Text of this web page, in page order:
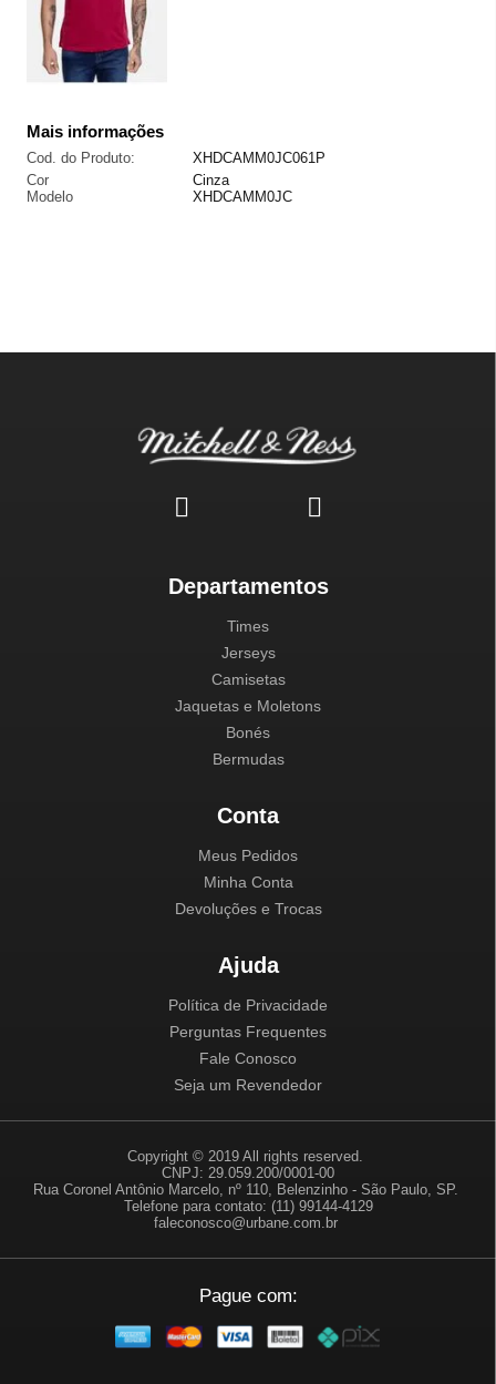
Mais informações
Cod. do Produto:
XHDCAMM0JC061P
Cor
Cinza
Modelo
XHDCAMM0JC
Departamentos
Times
Jerseys
Camisetas
Jaquetas e Moletons
Bonés
Bermudas
Conta
Meus Pedidos
Minha Conta
Devoluções e Trocas
Ajuda
Política de Privacidade
Perguntas Frequentes
Fale Conosco
Seja um Revendedor
Copyright © 2019 All rights reserved.
CNPJ: 29.059.200/0001-00
Rua Coronel Antônio Marcelo, nº 110, Belenzinho - São Paulo, SP.
Telefone para contato: (11) 99144-4129
faleconosco@urbane.com.br
Pague com: